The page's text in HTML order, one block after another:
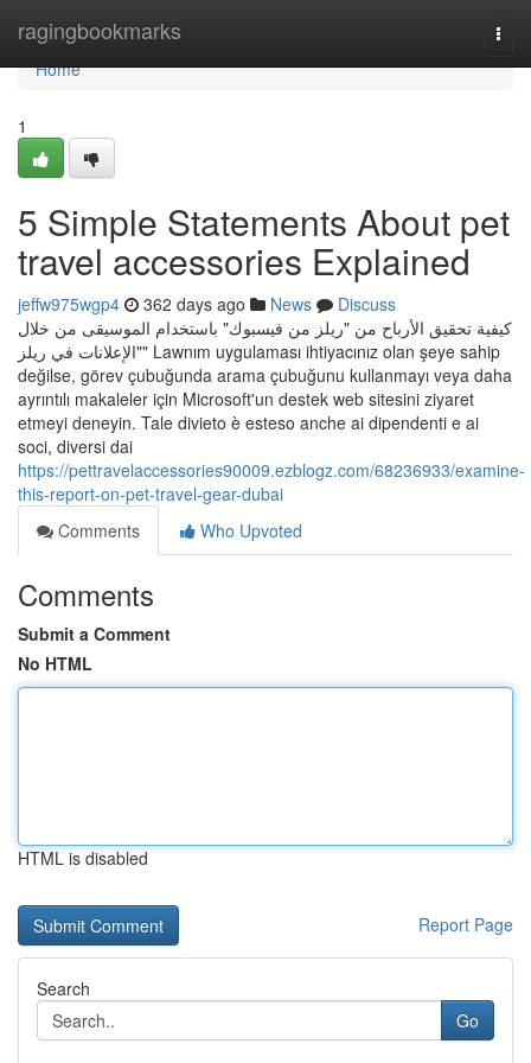
ragingbookmarks
Home
Home
1
5 Simple Statements About pet
travel accessories Explained
jeffw975wgp4 362 days ago News
Discuss
كيفية تحقيق الأرباح من "ريلز من فيسبوك" باستخدام الموسيقى من خلال
"الإعلانات في ريلز" Lawnım uygulaması ihtiyacınız olan şeye sahip
değilse, görev çubuğunda arama çubuğunu kullanmayı veya daha
ayrıntılı makaleler için Microsoft'un destek web sitesini ziyaret
etmeyi deneyin. Tale divieto è esteso anche ai dipendenti e ai
soci, diversi dai
https://pettravelaccessories90009.ezblogz.com/68236933/examine-
this-report-on-pet-travel-gear-dubai
Comments
Who Upvoted
Comments
Submit a Comment
No HTML
HTML is disabled
Report Page
Search
Go